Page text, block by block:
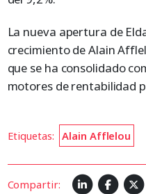
La nueva apertura de
crecimiento de Alain
que se ha consolidado
motores de rentabilidad
Etiquetas: Alain Afflelou
Compartir: